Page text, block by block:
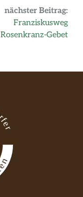
nächster Beitrag:
Franziskusweg
Rosenkranz-Gebet